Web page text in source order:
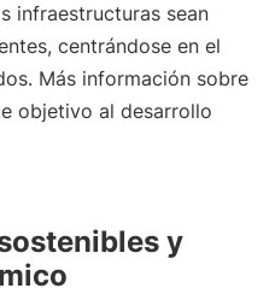
infraestructuras sean
centrándose en el
Más información sobre
objetivo al desarrollo
y